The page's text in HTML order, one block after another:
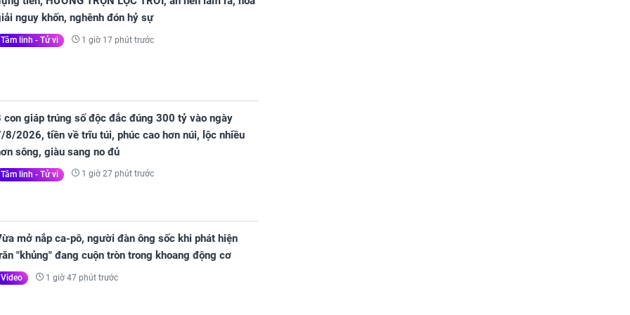
nguy khốn, nghênh đón hỷ sự
Tâm linh - Tử vi 1 giờ 17 phút trước
con giáp trúng số độc đắc đúng 300 tỷ vào ngày
8/2026, tiền về trĩu túi, phúc cao hơn núi, lộc nhiều
sông, giàu sang no đủ
Tâm linh - Tử vi 1 giờ 27 phút trước
mở nắp ca-pô, người đàn ông sốc khi phát hiện
"khủng" đang cuộn tròn trong khoang động cơ